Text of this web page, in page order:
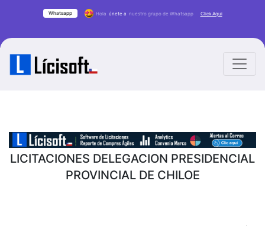
Whatsapp Hola únete a nuestro grupo de Whatsapp Click Aqui
LICITACIONES DELEGACION PRESIDENCIAL
PROVINCIAL DE CHILOE